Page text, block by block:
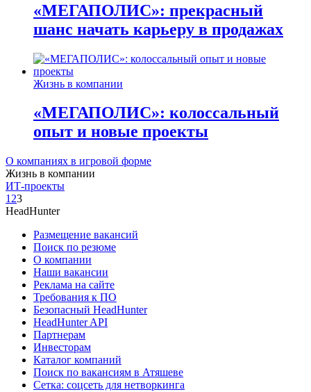
«МЕГАПОЛИС»: прекрасный
шанс начать карьеру в продажах
Жизнь в компании
«МЕГАПОЛИС»: колоссальный
опыт и новые проекты
О компаниях в игровой форме
Жизнь в компании
ИТ-проекты
1 23
HeadHunter
Размещение вакансий
Поиск по резюме
О компании
Наши вакансии
Реклама на сайте
Требования к ПО
Безопасный HeadHunter
HeadHunter API
Партнерам
Инвесторам
Каталог компаний
Поиск по вакансиям в Атяшеве
Сетка: соцсеть для нетворкинга